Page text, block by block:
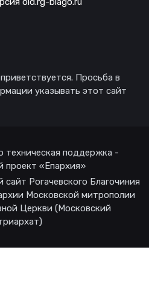
Просьба в
указывать этот сайт
техническая поддержка -
проект «Епархия»
Рогачевского Благочиния
Московской митрополии
Церкви (Московский